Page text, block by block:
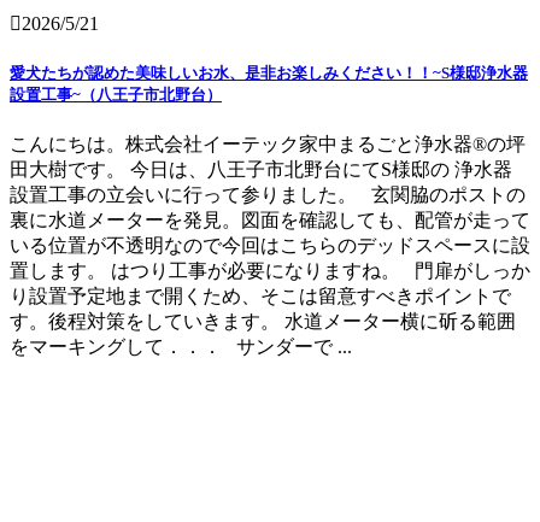
2026/5/21
愛犬たちが認めた美味しいお水、是非お楽しみください！！~S様邸浄水器
設置工事~（八王子市北野台）
こんにちは。株式会社イーテック家中まるごと浄水器®の坪
田大樹です。 今日は、八王子市北野台にてS様邸の 浄水器
設置工事の立会いに行って参りました。 玄関脇のポストの
裏に水道メーターを発見。図面を確認しても、配管が走って
いる位置が不透明なので今回はこちらのデッドスペースに設
置します。 はつり工事が必要になりますね。 門扉がしっか
り設置予定地まで開くため、そこは留意すべきポイントで
す。後程対策をしていきます。 水道メーター横に斫る範囲
をマーキングして．．． サンダーで ...